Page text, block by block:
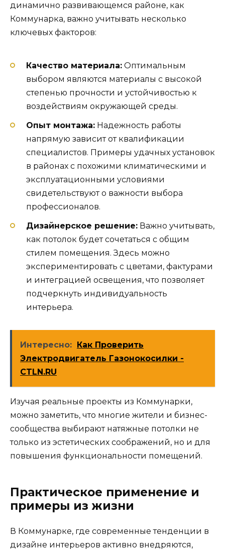
динамично развивающемся районе, как
Коммунарка, важно учитывать несколько
ключевых факторов:
Качество материала: Оптимальным
выбором являются материалы с высокой
степенью прочности и устойчивостью к
воздействиям окружающей среды.
Опыт монтажа: Надежность работы
напрямую зависит от квалификации
специалистов. Примеры удачных установок
в районах с похожими климатическими и
эксплуатационными условиями
свидетельствуют о важности выбора
профессионалов.
Дизайнерское решение: Важно учитывать,
как потолок будет сочетаться с общим
стилем помещения. Здесь можно
экспериментировать с цветами, фактурами
и интеграцией освещения, что позволяет
подчеркнуть индивидуальность
интерьера.
Интересно: Как Проверить
Электродвигатель Газонокосилки -
CTLN.RU
Изучая реальные проекты из Коммунарки,
можно заметить, что многие жители и бизнес-
сообщества выбирают натяжные потолки не
только из эстетических соображений, но и для
повышения функциональности помещений.
Практическое применение и
примеры из жизни
В Коммунарке, где современные тенденции в
дизайне интерьеров активно внедряются,